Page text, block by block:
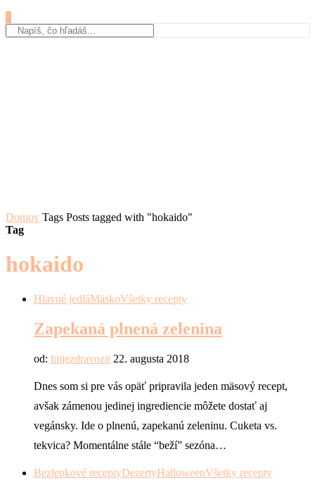
Domov Tags Posts tagged with "hokaido"
Tag
hokaido
Hlavné jedláMäskoVšetky recepty
Zapekaná plnená zelenina
od: hitjezdravozit 22. augusta 2018
Dnes som si pre vás opäť pripravila jeden mäsový recept,
avšak zámenou jedinej ingrediencie môžete dostať aj
vegánsky. Ide o plnenú, zapekanú zeleninu. Cuketa vs.
tekvica? Momentálne stále “beží” sezóna…
Bezlepkové receptyDezertyHalloweenVšetky recepty